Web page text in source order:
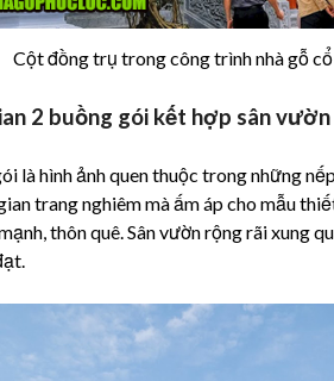
Cột đồng trụ trong công trình nhà gỗ
2 buồng gói kết hợp sân vườn
là hình ảnh quen thuộc trong những
trang nghiêm mà ấm áp cho mẫu
thôn quê. Sân vườn rộng rãi xung